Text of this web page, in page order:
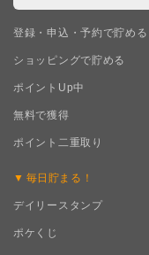
登録・申込・予約で貯める
ショッピングで貯める
ポイントUp中
無料で獲得
ポイント二重取り
毎日 貯まる！
デイリースタンプ
ポケくじ